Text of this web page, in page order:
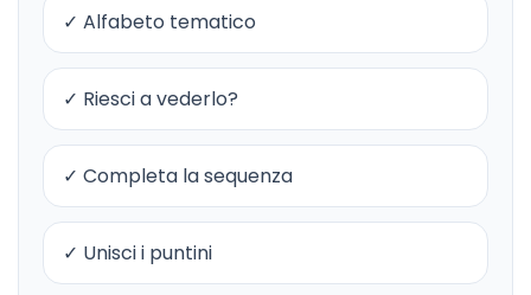
✓ Alfabeto tematico
✓ Riesci a vederlo?
✓ Completa la sequenza
✓ Unisci i puntini